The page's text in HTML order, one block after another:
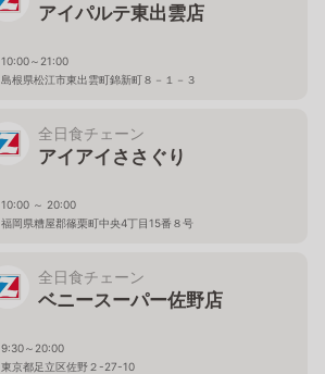
アイパルテ東出雲店
10:00～21:00
島根県松江市東出雲町錦新町８－１－３
全日食チェーン
アイアイささぐり
10:00 ～ 20:00
福岡県糟屋郡篠栗町中央4丁目15番８号
全日食チェーン
ベニースーパー佐野店
9:30～20:00
東京都足立区佐野２-27-10